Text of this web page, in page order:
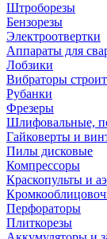
Штроборезы
Бензорезы
Электроотвертки
Аппараты для
Лобзики
Вибраторы
Рубанки
Фрезеры
Шлифовальные,
Гайковерты и
Пилы дисковые
Компрессоры
Краскопульты и
Перфораторы
Плиткорезы